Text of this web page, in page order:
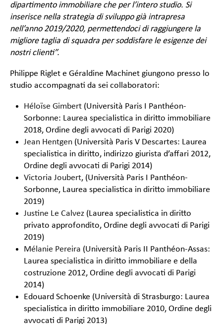
dipartimento immobiliare che per l’intero studio. Si
inserisce nella strategia di sviluppo già intrapresa
nell’anno 2019/2020, permettendoci di raggiungere la
migliore taglia di squadra per soddisfare le esigenze dei
nostri clienti”.
Philippe Riglet e Géraldine Machinet giungono presso lo
studio accompagnati da sei collaboratori:
Héloïse Gimbert (Università Paris I Panthéon-
Sorbonne: Laurea specialistica in diritto immobiliare
2018, Ordine degli avvocati di Parigi 2020)
Jean Hentgen (Università Paris V Descartes: Laurea
specialistica in diritto, indirizzo giurista d’affari 2012,
Ordine degli avvocati di Parigi 2014)
Victoria Joubert, (Università Paris I Panthéon-
Sorbonne, Laurea specialistica in diritto immobiliare
2019)
Justine Le Calvez (Laurea specialistica in diritto
privato approfondito, Ordine degli avvocati di Parigi
2019)
Mélanie Pereira (Università Paris II Panthéon-Assas:
Laurea specialistica in diritto immobiliare e della
costruzione 2012, Ordine degli avvocati di Parigi
2014)
Edouard Schoenke (Università di Strasburgo: Laurea
specialistica in diritto immobiliare 2010, Ordine degli
avvocati di Parigi 2013)